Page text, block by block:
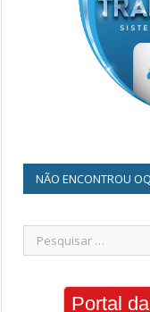
NÃO ENCONTROU
Portal da